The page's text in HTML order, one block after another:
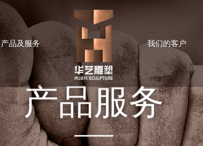
产品及服务 我们的客户
产品服务